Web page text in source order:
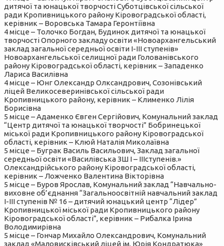
дитячої та юнацької творчості Суботцівської сільської
ради Кропивницького району Кіровоградської області,
керівник – Воровська Тамара Геронтіївна
4 місце – Толочко Богдан, Будинок дитячої та юнацької
творчості Опорного закладу освіти «Новоархангельський
заклад загальної середньої освіти І-ІІІ ступенів»
Новоархангельської селищної ради Голованівського
району Кіровоградської області, керівник – Западенко
Лариса Василівна
4 місце – Юнг Олександр Олксандрович, Созонівський
ліцей Великосеверинівської сільської ради
Кропивницького району, керівник – Клименко Лілія
Борисівна
5 місце – Адаменко Євген Сергійович, Комунальний заклад
“Центр дитячої та юнацької творчості” Бобринецької
міської ради Кропивницького району Кіровоградської
області, керівник – Клюй Наталія Миколаївна
5 місце – Буграк Василь Васильович, Заклад загальної
середньої освіти «Василівська ЗШ І – ІІІступенів.»
Олександрійського району Кіровоградської області,
керівник – Ложченко Валентина Вікторівна
5 місце – Буров Ярослав, Комунальний заклад “Навчально-
виховне об’єднання “Загальноосвітній навчальний заклад
І-ІІІ ступенів № 16 – дитячий юнацький центр “Лідер”
Кропивницької міської ради Кропивницького району
Кіровоградської області”, керівник – Рибалка Ірина
Володимирівна
5 місце – Гончар Михайло Олександрович, Комунальний
заклад «Маловисківський ліцей ім. Юрія Кондратюка»